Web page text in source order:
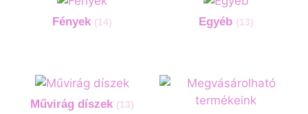
Fények (14) Egyéb (13)
Művirág díszek (13)